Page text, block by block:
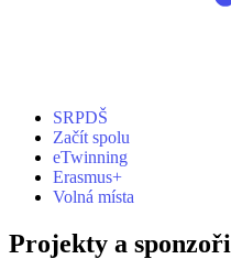
SRPDŠ
Začít spolu
eTwinning
Erasmus+
Volná místa
Projekty a sponzoři